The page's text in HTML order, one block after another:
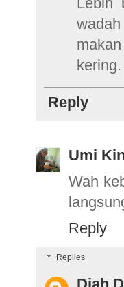
Reply
Umi
Wah
Reply
Replies